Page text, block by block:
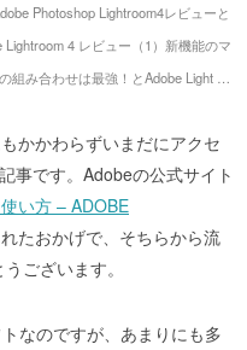
Photoshop Lightroom4レビューと
Lightroom 4 レビュー（1）新機能のマ
組み合わせは最強！とAdobe Light …
かかわらずいまだにアクセ
事です。Adobeの公式サイト
い方 – ADOBE
たおかげで、そちらから流
ございます。
なのですが、あまりにも多